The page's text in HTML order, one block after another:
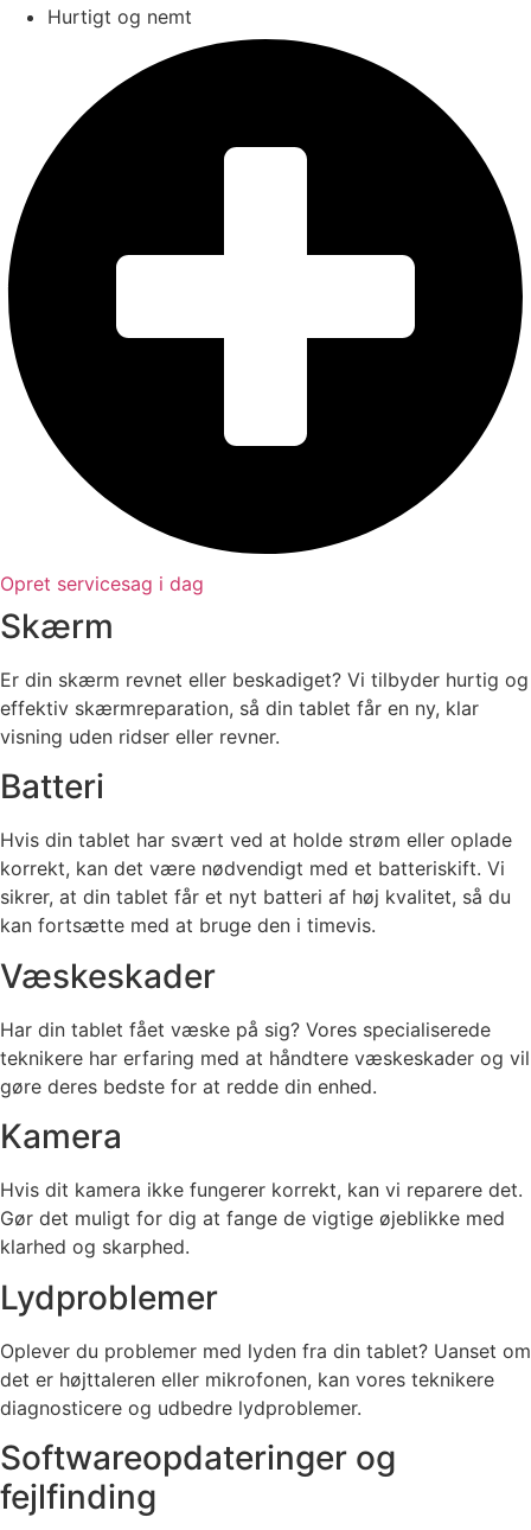
Hurtigt og nemt
Opret servicesag i dag
Skærm​
Er din skærm revnet eller beskadiget? Vi tilbyder hurtig og
effektiv skærmreparation, så din tablet får en ny, klar
visning uden ridser eller revner.
Batteri​
Hvis din tablet har svært ved at holde strøm eller oplade
korrekt, kan det være nødvendigt med et batteriskift. Vi
sikrer, at din tablet får et nyt batteri af høj kvalitet, så du
kan fortsætte med at bruge den i timevis.
Væskeskader
Har din tablet fået væske på sig? Vores specialiserede
teknikere har erfaring med at håndtere væskeskader og vil
gøre deres bedste for at redde din enhed.
Kamera
Hvis dit kamera ikke fungerer korrekt, kan vi reparere det.
Gør det muligt for dig at fange de vigtige øjeblikke med
klarhed og skarphed.
Lydproblemer
Oplever du problemer med lyden fra din tablet? Uanset om
det er højttaleren eller mikrofonen, kan vores teknikere
diagnosticere og udbedre lydproblemer.
Softwareopdateringer og
fejlfinding